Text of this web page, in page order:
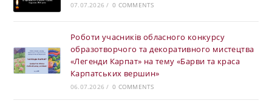
07.07.2026 / 0 COMMENTS
Роботи учасників обласного конкурсу
образотворчого та декоративного мистецтва
«Легенди Карпат» на тему «Барви та краса
Карпатських вершин»
06.07.2026 / 0 COMMENTS